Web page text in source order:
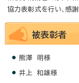
協力表彰式を行い、感
被表彰者
熊澤 明様
井上 和雄様